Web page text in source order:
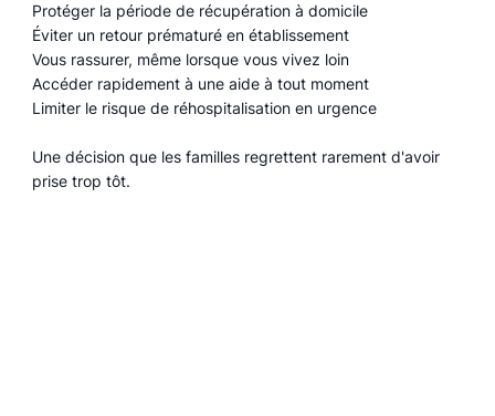
Protéger la période de récupération à domicile
Éviter un retour prématuré en établissement
Vous rassurer, même lorsque vous vivez loin
Accéder rapidement à une aide à tout moment
Limiter le risque de réhospitalisation en urgence
Une décision que les familles regrettent rarement d'avoir
prise trop tôt.